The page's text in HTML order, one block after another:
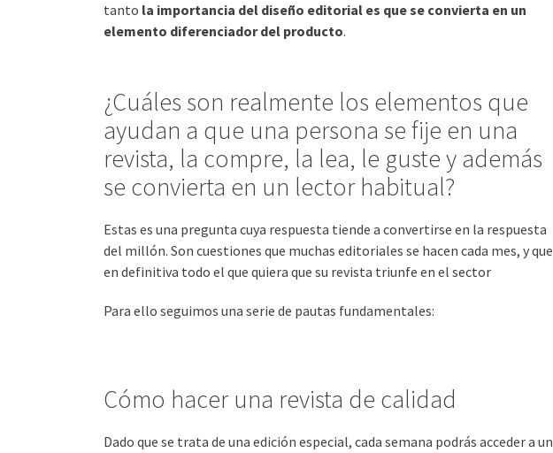
tanto la importancia del diseño editorial es que se convierta en un
elemento diferenciador del producto.
¿Cuáles son realmente los elementos que
ayudan a que una persona se fije en una
revista, la compre, la lea, le guste y además
se convierta en un lector habitual?
Estas es una pregunta cuya respuesta tiende a convertirse en la respuesta
del millón. Son cuestiones que muchas editoriales se hacen cada mes, y que
en definitiva todo el que quiera que su revista triunfe en el sector
Para ello seguimos una serie de pautas fundamentales:
Cómo hacer una revista de calidad
Dado que se trata de una edición especial, cada semana podrás acceder a un